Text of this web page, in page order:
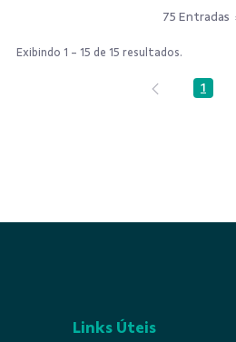
75 Entradas
Exibindo 1 - 15 de 15 resultados.
Página
1
Links Úteis